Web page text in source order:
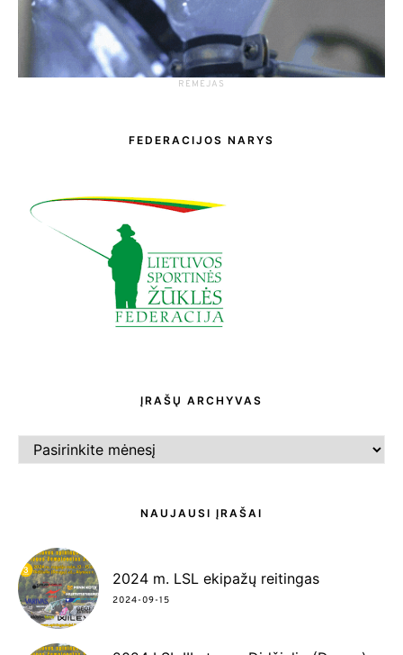
RĖMĖJAS
FEDERACIJOS NARYS
ĮRAŠŲ ARCHYVAS
ARCHYVAS
NAUJAUSI ĮRAŠAI
2024 m. LSL ekipažų reitingas
2024-09-15